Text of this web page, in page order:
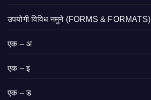
उपयोगी विविध नमुने (FORMS & FORMATS)
एक – अ
एक – इ
एक – ड